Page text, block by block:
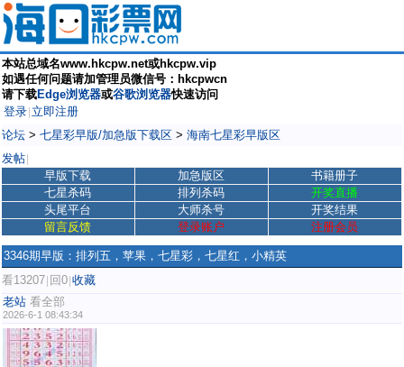
本站总域名www.hkcpw.net或hkcpw.vip
如遇任何问题请加管理员微信号：hkcpwcn
请下载Edge浏览器或谷歌浏览器快速访问
登录 立即注册
论坛 > 七星彩早版/加急版下载区 > 海南七星彩早版区
发帖
早版下载 加急版区
书籍册子
七星杀码
排列杀码
开奖直播
头尾平台
大师杀号
开奖结果
留言反馈
登录账户 注册会员
3346期早版：排列五，苹果，七星彩，七星红，小精英
看13207 回0 收藏
老站 看全部
2026-6-1 08:43:34